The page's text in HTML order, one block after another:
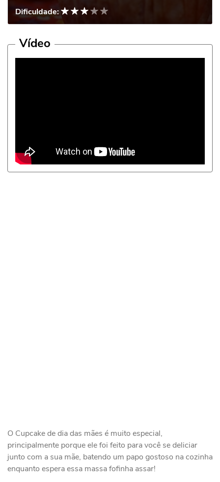
Dificuldade:
Vídeo
O Cupcake de dia das mães é muito especial,
principalmente porque ele foi feito para você se deliciar
junto com a sua mãe, batendo um papo gostoso na cozinha
enquanto espera essa massa fofinha assar!